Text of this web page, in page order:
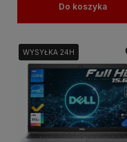
Do koszyka
WYSYŁKA 24H
WYSYŁKA 24H
WYSYŁKA 24H